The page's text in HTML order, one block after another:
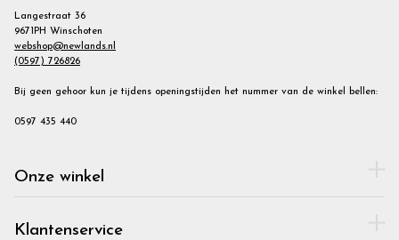
Langestraat 36
9671PH Winschoten
webshop@newlands.nl
(0597) 726826
Bij geen gehoor kun je tijdens openingstijden het nummer van de winkel bellen:
0597 435 440
Onze winkel
Klantenservice